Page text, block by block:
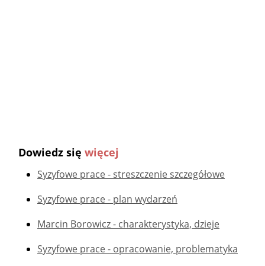
Dowiedz się więcej
Syzyfowe prace - streszczenie szczegółowe
Syzyfowe prace - plan wydarzeń
Marcin Borowicz - charakterystyka, dzieje
Syzyfowe prace - opracowanie, problematyka